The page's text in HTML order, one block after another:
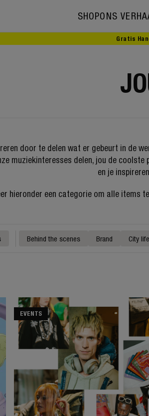
SHOPONS
Ons verhaal
Gratis
door te delen wat er gebeurt in de
muziekinteresses delen, jou de
en je
hieronder een categorie om alle items
Behind the scenes Brand City life
EVENTS